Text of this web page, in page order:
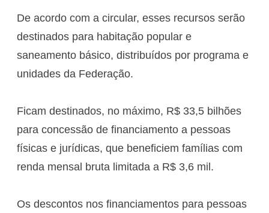
De acordo com a circular, esses recursos serão
destinados para habitação popular e
saneamento básico, distribuídos por programa e
unidades da Federação.
Ficam destinados, no máximo, R$ 33,5 bilhões
para concessão de financiamento a pessoas
físicas e jurídicas, que beneficiem famílias com
renda mensal bruta limitada a R$ 3,6 mil.
Os descontos nos financiamentos para pessoas